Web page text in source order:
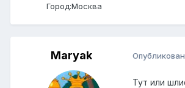
Город:Москва
Maryak
Тут или